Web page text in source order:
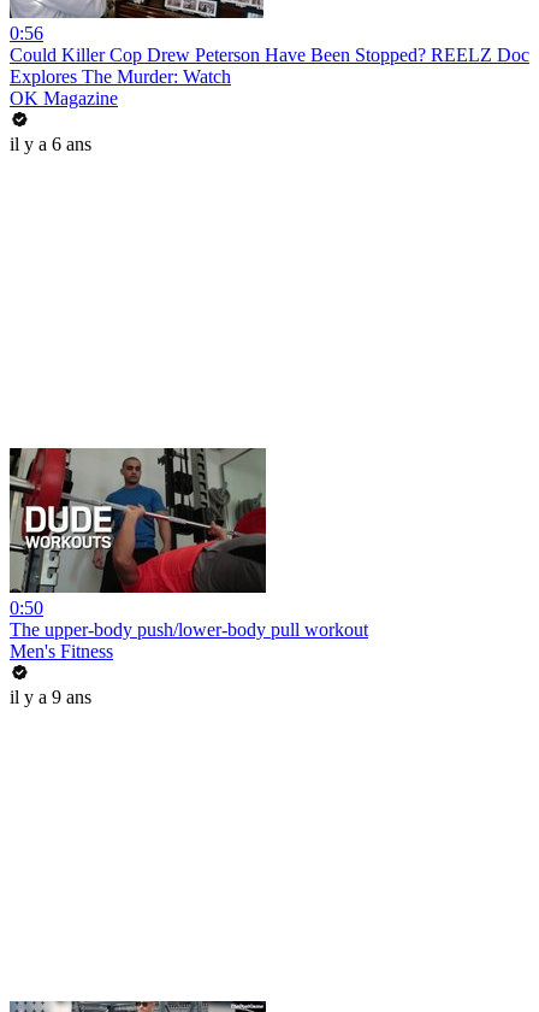
0:56
Could Killer Cop Drew Peterson Have Been Stopped? REELZ Doc
Explores The Murder: Watch
OK Magazine
il y a 6 ans
0:50
The upper-body push/lower-body pull workout
Men's Fitness
il y a 9 ans